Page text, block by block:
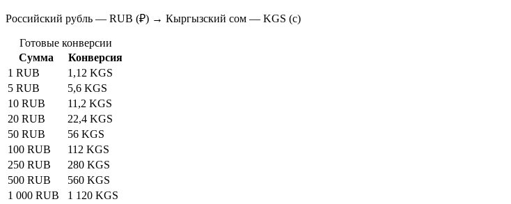
Российский рубль — RUB (₽) → Кыргызский сом — KGS (с)
Готовые конверсии
Сумма
Конверсия
1 RUB
1,12 KGS
5 RUB
5,6 KGS
10 RUB
11,2 KGS
20 RUB
22,4 KGS
50 RUB
56 KGS
100 RUB
112 KGS
250 RUB
280 KGS
500 RUB
560 KGS
1 000 RUB
1 120 KGS